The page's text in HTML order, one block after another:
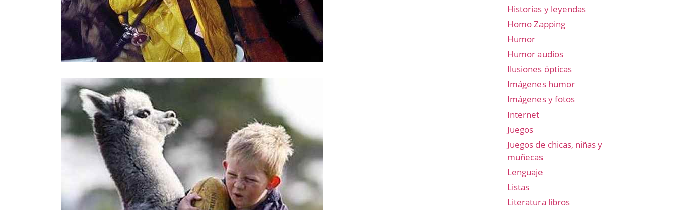
Historias y leyendas
Homo Zapping
Humor
Humor audios
Ilusiones ópticas
Imágenes humor
Imágenes y fotos
Internet
Juegos
Juegos de chicas, niñas y
muñecas
Lenguaje
Listas
Literatura libros